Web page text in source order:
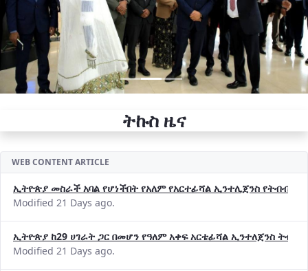
ትኩስ ዜና
WEB CONTENT ARTICLE
ኢትዮጵያ መስራች አባል የሆነችበት የአለም የአርተፊሻል ኢንተሊጀንስ የትብብር
Modified 21 Days ago.
ኢትዮጵያ ከ29 ሀገራት ጋር በመሆን የዓለም አቀፍ አርቴፊሻል ኢንተለጀንስ
Modified 21 Days ago.